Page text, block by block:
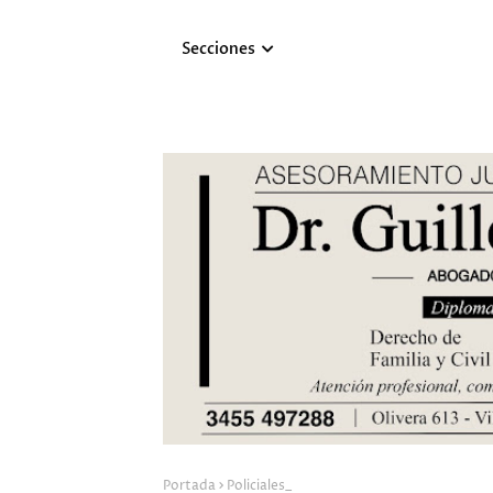
Secciones
Portada Policiales_